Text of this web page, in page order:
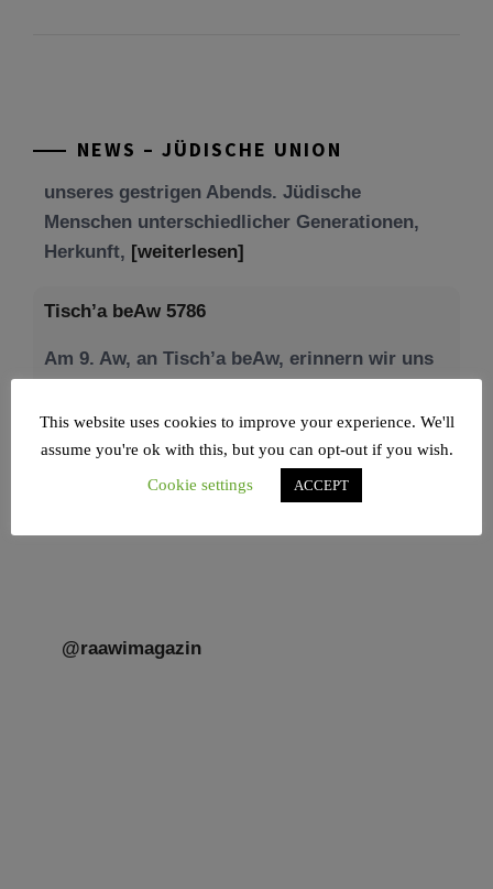
NEWS – JÜDISCHE UNION
Menschen unterschiedlicher Generationen,
Tisch’a beAw 5786
an die Zerstörung des Ersten und
@raawimagazin
This website uses cookies to improve your experience. We'll
assume you're ok with this, but you can opt-out if you wish.
Cookie settings
ACCEPT